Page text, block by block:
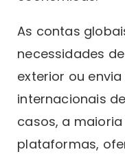
As contas
necessidades
exterior ou
internacionais
casos, a
plataformas,